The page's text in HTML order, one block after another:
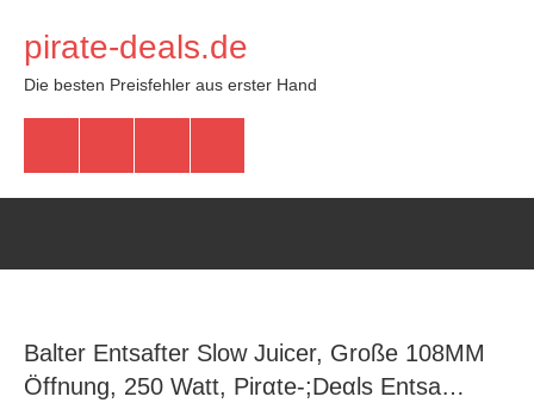
Inhalt
springen
pirate-deals.de
Die besten Preisfehler aus erster Hand
Balter Entsafter Slow Juicer, Große 108MM
Öffnung, 250 Watt, Pirαtе-;Dеαls Entsa…